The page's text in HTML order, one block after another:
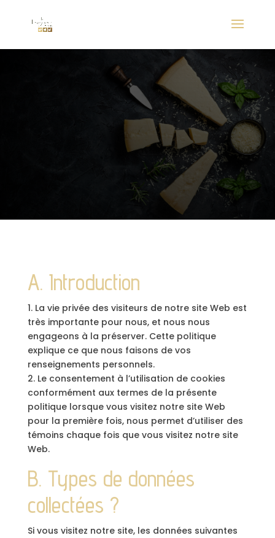
A. Introduction
1. La vie privée des visiteurs de notre site Web est
très importante pour nous, et nous nous
engageons à la préserver. Cette politique
explique ce que nous faisons de vos
renseignements personnels.
2. Le consentement à l’utilisation de cookies
conformément aux termes de la présente
politique lorsque vous visitez notre site Web
pour la première fois, nous permet d’utiliser des
témoins chaque fois que vous visitez notre site
Web.
B. Types de données
collectées ?
Si vous visitez notre site, les données suivantes